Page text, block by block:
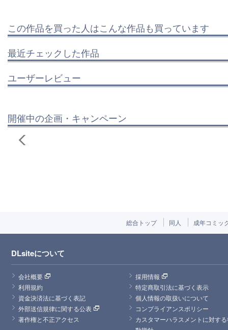
この作品を買った人はこんな作品も買っています
最近チェックした作品
ユーザーレビュー
開催中の企画・キャンペーン
総合トップ 同人 成年コミッ
DLsiteについて
会社概要
採用情報
利用規約
特定商取引法に基づく表示
資金決済法に基づく表記
個人情報の取扱いについて
外部送信規律に関する公表
コンプライアンスポリシー
著作権と不正アクセス
カスタマーハラスメントに対す